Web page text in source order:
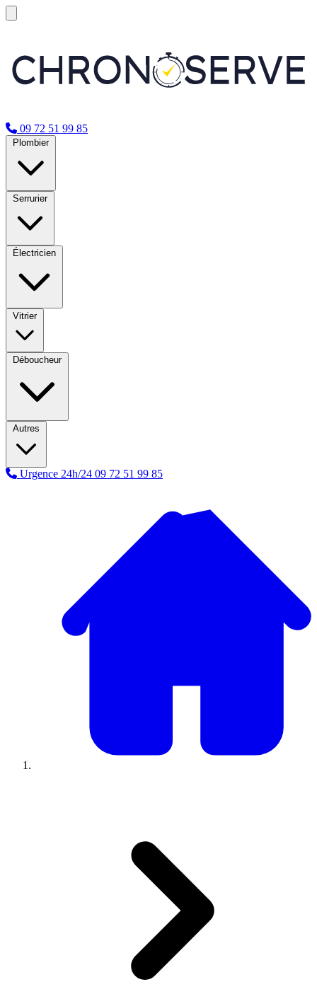
09 72 51 99 85
Plombier
Serrurier
Électricien
Vitrier
Déboucheur
Autres
Urgence 24h/24 09 72 51 99 85